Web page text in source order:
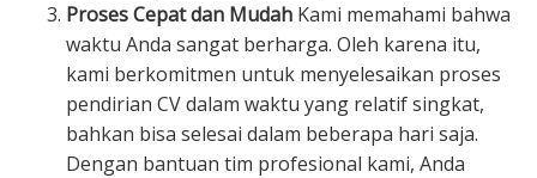
Proses Cepat dan Mudah Kami memahami bahwa
waktu Anda sangat berharga. Oleh karena itu,
kami berkomitmen untuk menyelesaikan proses
pendirian CV dalam waktu yang relatif singkat,
bahkan bisa selesai dalam beberapa hari saja.
Dengan bantuan tim profesional kami, Anda